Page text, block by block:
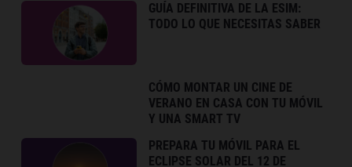
GUÍA DEFINITIVA DE LA ESIM:
TODO LO QUE NECESITAS SABER
CÓMO MONTAR UN CINE DE
VERANO EN CASA CON TU MÓVIL
Y UNA SMART TV
PREPARA TU MÓVIL PARA EL
ECLIPSE SOLAR DEL 12 DE